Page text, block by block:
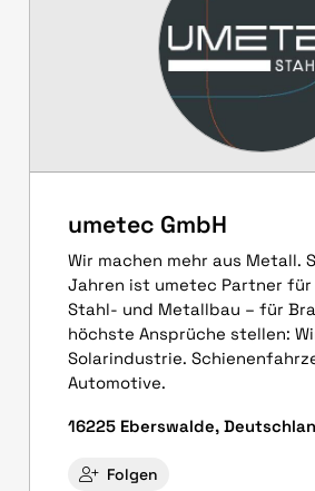
umetec GmbH
Wir machen mehr aus Metall.
Jahren ist umetec Partner
Stahl- und Metallbau – für
höchste Ansprüche stellen:
Solarindustrie.
Automotive.
16225 Eberswalde,
Folgen